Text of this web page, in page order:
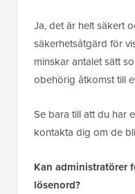
Ja, det är helt säkert
säkerhetsåtgärd för
minskar antalet sätt
obehörig åtkomst till
Se bara till att du har
kontakta dig om de
Kan administratörer
lösenord?